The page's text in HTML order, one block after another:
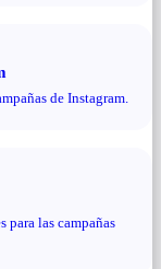
de Instagram.
para las campañas